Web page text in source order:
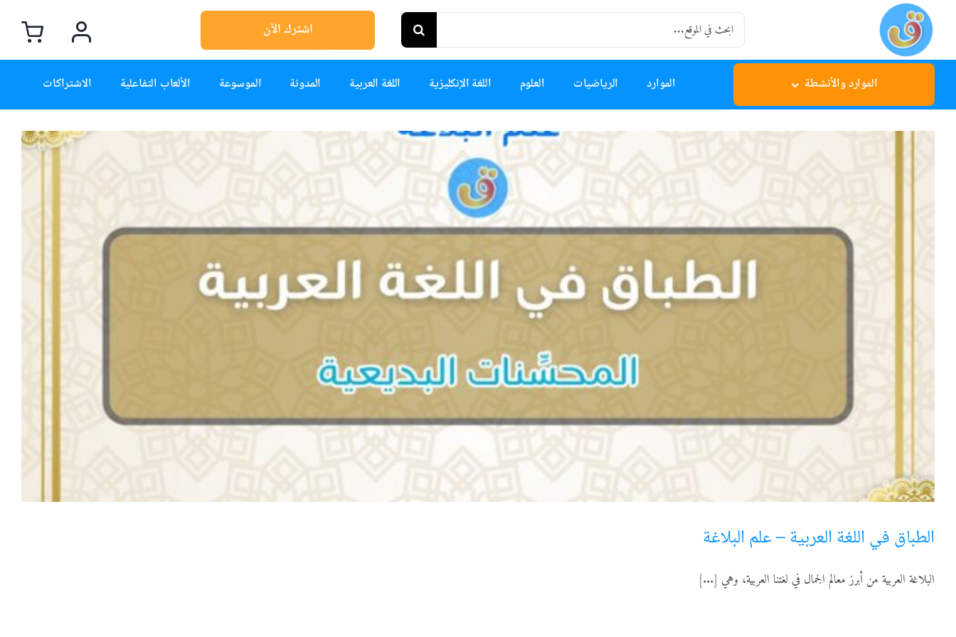
content
Search
for:
اشترك الآن
الموارد والأنشطة الموارد الرياضيات العلوم اللغة الإنكليزية اللغة العربية المدونة الموسوعة الألعاب التفاعلية الاشتراكات
الطباق في اللغة العربية – علم البلاغة
البلاغة العربية من أبرز معالم الجمال في لغتنا العربية، وهي [...]